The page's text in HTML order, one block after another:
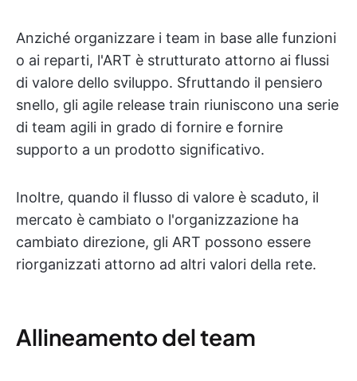
Anziché organizzare i team in base alle funzioni
o ai reparti, l'ART è strutturato attorno ai flussi
di valore dello sviluppo. Sfruttando il pensiero
snello, gli agile release train riuniscono una serie
di team agili in grado di fornire e fornire
supporto a un prodotto significativo.
Inoltre, quando il flusso di valore è scaduto, il
mercato è cambiato o l'organizzazione ha
cambiato direzione, gli ART possono essere
riorganizzati attorno ad altri valori della rete.
Allineamento del team